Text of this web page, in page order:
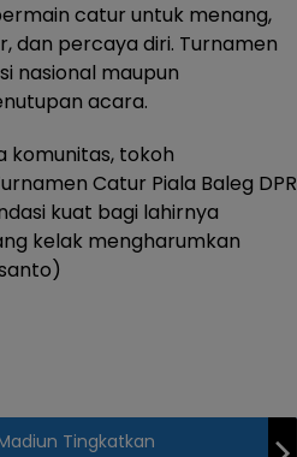
catur untuk menang,
dan percaya diri. Turnamen
nasional maupun
acara.
komunitas, tokoh
Catur Piala Baleg DPR
kuat bagi lahirnya
kelak mengharumkan
Tingkatkan